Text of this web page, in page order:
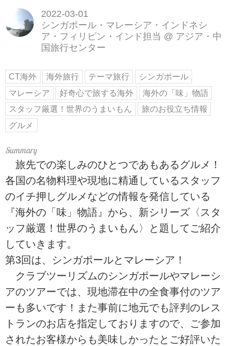
2022-03-01
シンガポール・マレーシア・インドネシ
ア・フィリピン・インド担当 @ アジア・中
国旅行センター
CT海外 海外旅行 テーマ旅行
シンガポール
マレーシア
好奇心で旅する海外
海外の「味」物語
スタッフ厳選！世界のうまいもん
旅のお役立ち情報
グルメ
旅先での楽しみのひとつであもあるグルメ！
各国の名物料理や現地に精通しているスタッフ
のイチ押しグルメなどの情報を発信している
『海外の「味」物語』から、新シリーズ〈スタ
ッフ厳選！世界のうまいもん〉と題してご紹介
していきます。
第3回は、シンガポールとマレーシア！
クラブツーリズムのシンガポールやマレーシ
アのツアーでは、現地滞在中の全食事付のツア
ーも多いです！また事前に地元でも評判のレス
トランのお店を指定しておりますので、ご参加
されたお客様からも美味しかったとご好評いた